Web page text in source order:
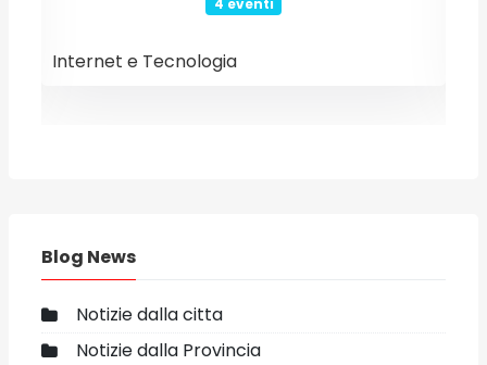
Internet e Tecnologia
Blog News
Notizie dalla citta
Notizie dalla Provincia